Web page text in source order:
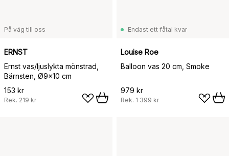
På väg till oss
ERNST
Ernst vas/ljuslykta mönstrad,
Bärnsten, Ø9x10 cm
153 kr
Rek. 219 kr
Endast ett fåtal kvar
Louise Roe
Balloon vas 20 cm, Smoke
979 kr
Rek. 1 399 kr